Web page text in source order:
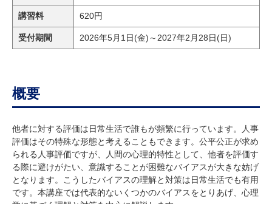
講習料 620円
受付期間 2026年5月1日(金)～2027年2月28日(日)
概要
他者に対する評価は日常生活で誰もが頻繁に行っています。人事
評価はその特殊な形態と考えることもできます。公平公正が求め
られる人事評価ですが、人間の心理的特性として、他者を評価す
る際に避けがたい、意識することが困難なバイアスが大きな妨げ
となります。こうしたバイアスの理解と対策は日常生活でも有用
です。本講座では代表的ないくつかのバイアスをとりあげ、心理